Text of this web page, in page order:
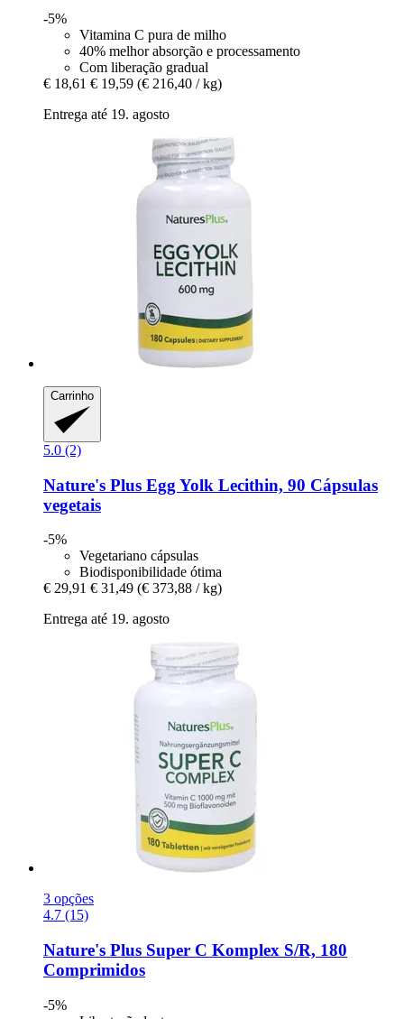
-5%
Vitamina C pura de milho
40% melhor absorção e processamento
Com liberação gradual
€ 18,61 € 19,59 (€ 216,40 / kg)
Entrega até 19. agosto
Carrinho
5.0 (2)
Nature's Plus Egg Yolk Lecithin, 90 Cápsulas
vegetais
-5%
Vegetariano cápsulas
Biodisponibilidade ótima
€ 29,91 € 31,49 (€ 373,88 / kg)
Entrega até 19. agosto
3 opções
4.7 (15)
Nature's Plus Super C Komplex S/R, 180
Comprimidos
-5%